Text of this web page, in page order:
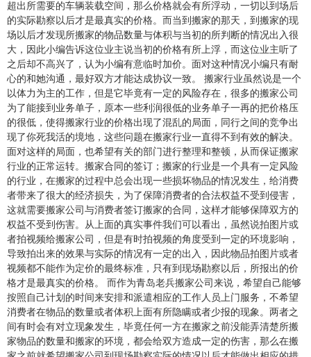
超出所需要的车辆装载空间，那么价格就会有所浮动，一切以到场后
的实际勘察以后才是最真实的价格。而当到搬家的那天，到搬家的现
场以后才发现所搬家的物品数量与体积与当初的所判断的情况出入很
大，因此小编告诉这位业主说当初的价格有所上浮，而这位业主听了
之后却不高兴了，认为小编有意临时加价。面对这种情况小编只有耐
心的和她沟通，最好双方才能达成协议一致。 搬家行业虽然说是一个
以体力为主的工作，但是它毕竟有一定的风险存在，很多的搬家公司
为了能接到业务单子，原本一些利润很低的业务单子一再的把价格压
的很低，使得搬家行业的价格出现了混乱的局面，同行之间的竞争出
现了你死我活的境地，这些问题在搬家行业一直得不到有效的解决。
面对这样的局面，也希望有关的部门进行整理和整顿，从而保证搬家
行业的正常运转。 搬家合同的签订；搬家的行业是一个具有一定风险
的行业，在搬家的过程中总会出现一些损坏物品的情况发生，给消费
者带来了很大的经济损失，为了保障消费者的合法权益不受到侵害，
这就需要搬家公司与消费者签订搬家的合同，这样才能够保障双方的
权益不受到伤害。 从上面的真实事件我们可以看出，虽然说拍图片或
者拍视频给搬家公司，但是有时拍视频的角度受到一定的环境影响，
导致拍出来的效果与实际的情况有一定的出入，因此物品拍图片或者
视频都不能作为定价的最终标准，只有到现场勘察以后，所报出的价
格才是最真实的价格。 而作为青岛老兵搬家公司来说，希望自己能够
按照自己计划的时间来安排和派遣相应的工作人员上门服务，不希望
消费者在物品的数量或者体积上面有所隐瞒或者少报的现象。两者之
间有时会有对立现象发生，毕竟任何一方在搬家之前没能弄清楚所搬
家物品的数量和搬家的环境，都会给双方造成一定的伤害，那么在搬